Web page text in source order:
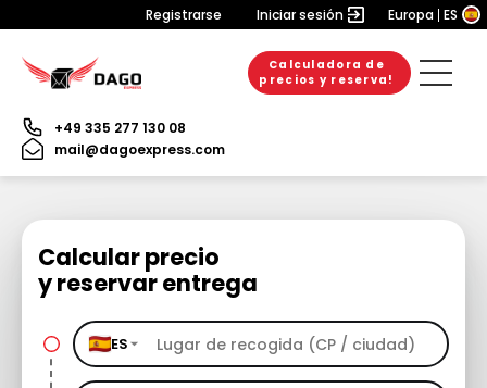
Registrarse Iniciar sesión Europa ES
Calculadora de
precios y reserva!
+49 335 277 130 08
mail@dagoexpress.com
Calcular precio
y reservar entrega
ES